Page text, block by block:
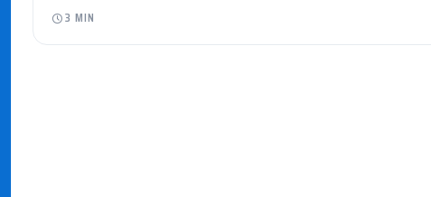
3 MIN